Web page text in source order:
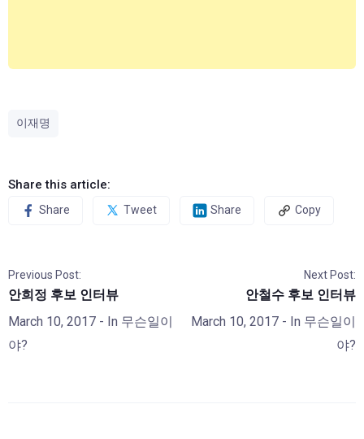
이재명
Share this article:
Share Tweet Share Copy
Previous Post:
안희정 후보 인터뷰
March 10, 2017 - In 무슨일이
야?
Next Post:
안철수 후보 인터뷰
March 10, 2017 - In 무슨일이
야?